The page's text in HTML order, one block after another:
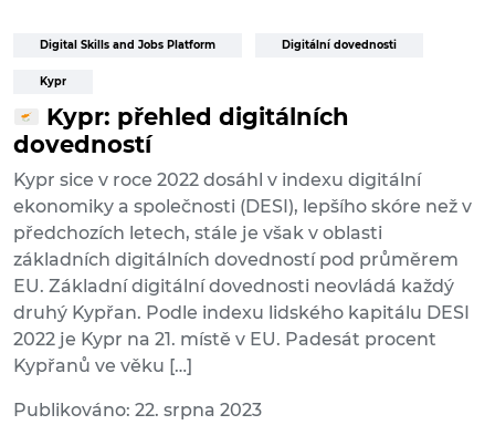
Digital Skills and Jobs Platform Digitální dovednosti
Kypr
Kypr: přehled digitálních
dovedností
Kypr sice v roce 2022 dosáhl v indexu digitální
ekonomiky a společnosti (DESI), lepšího skóre než v
předchozích letech, stále je však v oblasti
základních digitálních dovedností pod průměrem
EU. Základní digitální dovednosti neovládá každý
druhý Kypřan. Podle indexu lidského kapitálu DESI
2022 je Kypr na 21. místě v EU. Padesát procent
Kypřanů ve věku […]
Publikováno: 22. srpna 2023